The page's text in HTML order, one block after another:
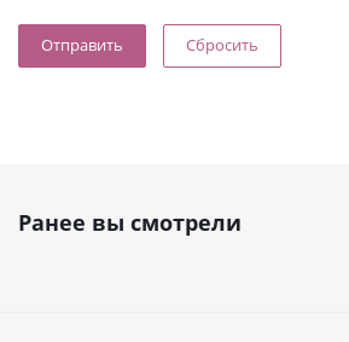
Сбросить
Ранее вы смотрели